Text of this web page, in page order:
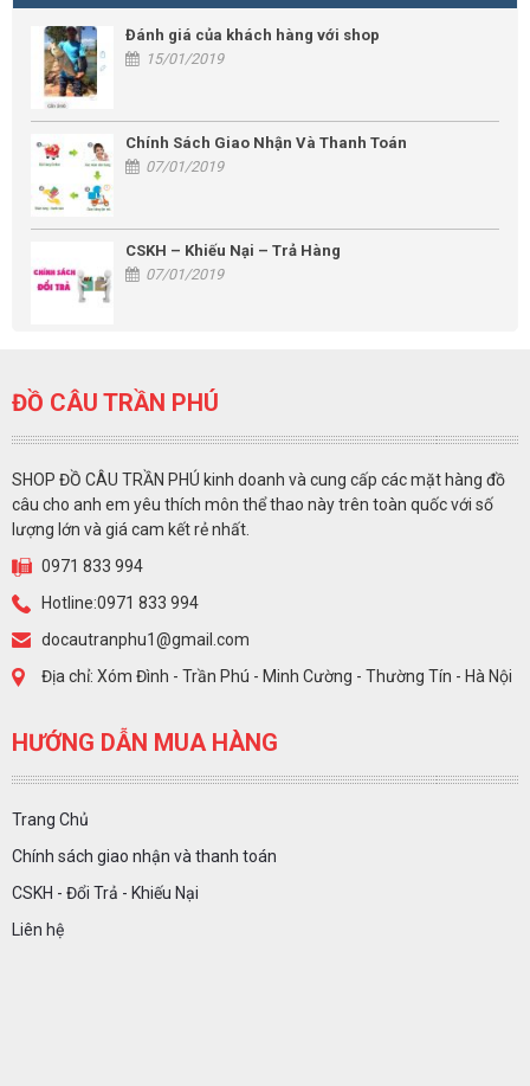
Đánh giá của khách hàng với shop
15/01/2019
Chính Sách Giao Nhận Và Thanh Toán
07/01/2019
CSKH – Khiếu Nại – Trả Hàng
07/01/2019
ĐỒ CÂU TRẦN PHÚ
SHOP ĐỒ CÂU TRẦN PHÚ kinh doanh và cung cấp các mặt hàng đồ
câu cho anh em yêu thích môn thể thao này trên toàn quốc với số
lượng lớn và giá cam kết rẻ nhất.
0971 833 994
Hotline:0971 833 994
docautranphu1@gmail.com
Địa chỉ: Xóm Đình - Trần Phú - Minh Cường - Thường Tín - Hà Nội
HƯỚNG DẪN MUA HÀNG
Trang Chủ
Chính sách giao nhận và thanh toán
CSKH - Đổi Trả - Khiếu Nại
Liên hệ